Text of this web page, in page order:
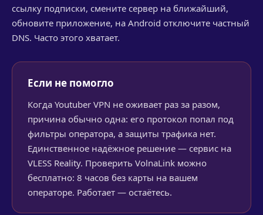
ссылку подписки, смените сервер на ближайший,
обновите приложение, на Android отключите частный
DNS. Часто этого хватает.
Если не помогло
Когда Youtuber VPN не оживает раз за разом,
причина обычно одна: его протокол попал под
фильтры оператора, а защиты трафика нет.
Единственное надёжное решение — сервис на
VLESS Reality. Проверить VolnaLink можно
бесплатно: 8 часов без карты на вашем
операторе. Работает — остаётесь.